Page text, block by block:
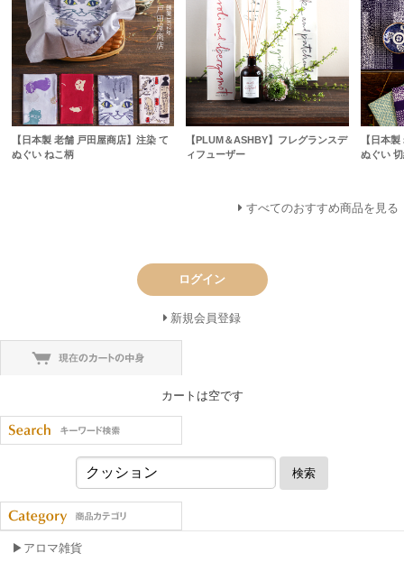
【日本製 老舗 戸田屋商店】注染 て
ぬぐい ねこ柄
【PLUM＆ASHBY】フレグランスデ
ィフューザー
【日本
ぬぐい
すべてのおすすめ商品を見る
ログイン
新規会員登録
カートは空です
検索
▶アロマ雑貨